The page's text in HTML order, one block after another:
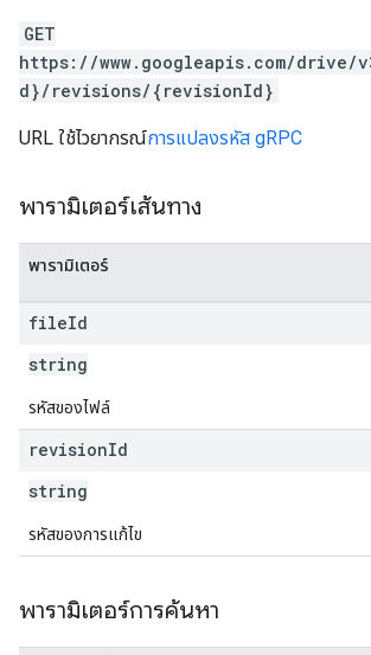
GET
https://www.googleapis.com/
d}/revisions/{revisionId}
URL ใช้ไวยากรณ์การแปลงรหัส gRPC
พารามิเตอร์เส้นทาง
พารามิเตอร์
fileId
string
รหัสของไฟล์
revisionId
string
รหัสของการแก้ไข
พารามิเตอร์การค้นหา